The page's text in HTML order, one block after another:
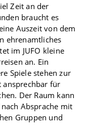
Zeit an der
braucht es
Auszeit von dem
ehrenamtliches
im JUFO kleine
an. Ein
Spiele stehen zur
ansprechbar für
Der Raum kann
Absprache mit
Gruppen und